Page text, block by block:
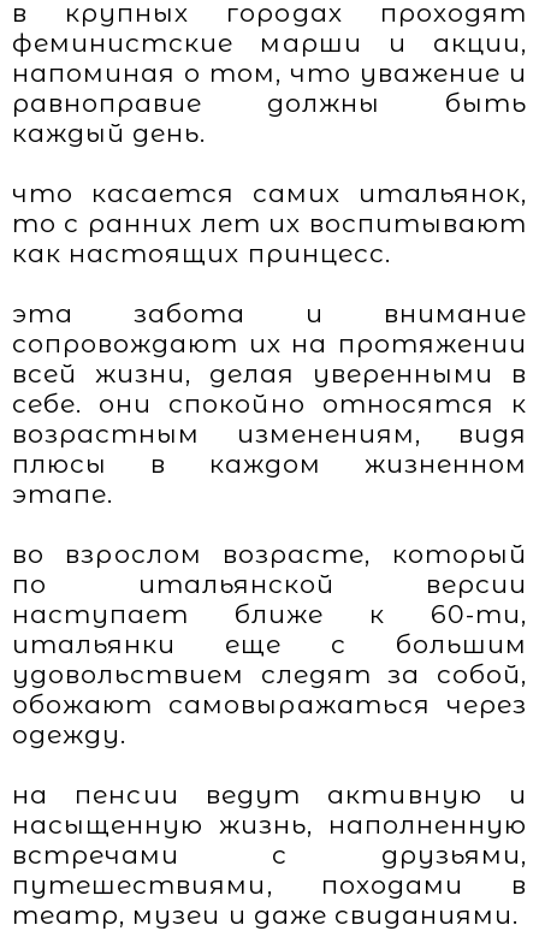
в крупных городах проходят
феминистские марши и акции,
напоминая о том, что уважение и
равноправие должны быть
каждый день.
что касается самих итальянок,
то с ранних лет их воспитывают
как настоящих принцесс.
эта забота и внимание
сопровождают их на протяжении
всей жизни, делая уверенными в
себе. они спокойно относятся к
возрастным изменениям, видя
плюсы в каждом жизненном
этапе.
во взрослом возрасте, который
по итальянской версии
наступает ближе к 60-ти,
итальянки еще с большим
удовольствием следят за собой,
обожают самовыражаться через
одежду.
на пенсии ведут активную и
насыщенную жизнь, наполненную
встречами с друзьями,
путешествиями, походами в
театр, музеи и даже свиданиями.